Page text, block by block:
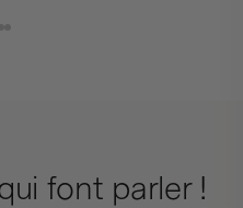
font parler !